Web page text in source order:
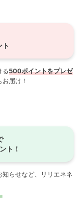
る500ポイントをプレゼ
届け！
ト！
らせなど、リリエネネ